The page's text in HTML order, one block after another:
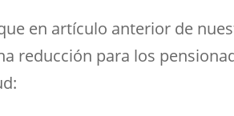
en artículo anterior de
reducción para los